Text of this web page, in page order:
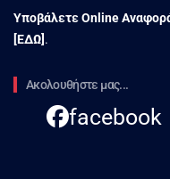
Υποβάλετε Online
[ΕΔΩ] .
Ακολουθήστε μας...
facebook